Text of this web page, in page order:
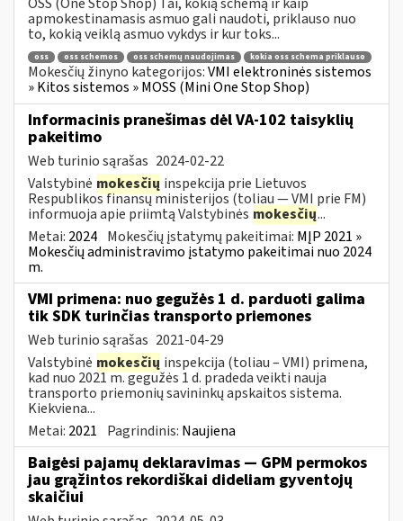
apmokestinamasis asmuo gali naudoti, priklauso nuo
to, kokią veiklą asmuo vykdys ir kur toks...
oss oss schemos oss schemų naudojimas kokia oss schema priklauso
Mokesčių žinyno kategorijos:VMI elektroninės sistemos
» Kitos sistemos » MOSS (Mini One Stop Shop)
Informacinis pranešimas dėl VA-102 taisyklių
pakeitimo
Web turinio sąrašas 2024-02-22
Valstybinė mokesčių inspekcija prie Lietuvos
Respublikos finansų ministerijos (toliau ― VMI prie FM)
informuoja apie priimtą Valstybinės mokesčių...
Metai: 2024 Mokesčių įstatymų pakeitimai: MĮP 2021 »
Mokesčių administravimo įstatymo pakeitimai nuo 2024
m.
VMI primena: nuo gegužės 1 d. parduoti galima
tik SDK turinčias transporto priemones
Web turinio sąrašas 2021-04-29
Valstybinė mokesčių inspekcija (toliau – VMI) primena,
kad nuo 2021 m. gegužės 1 d. pradeda veikti nauja
transporto priemonių savininkų apskaitos sistema.
Kiekviena...
Metai: 2021 Pagrindinis: Naujiena
Baigėsi pajamų deklaravimas — GPM permokos
jau grąžintos rekordiškai dideliam gyventojų
skaičiui